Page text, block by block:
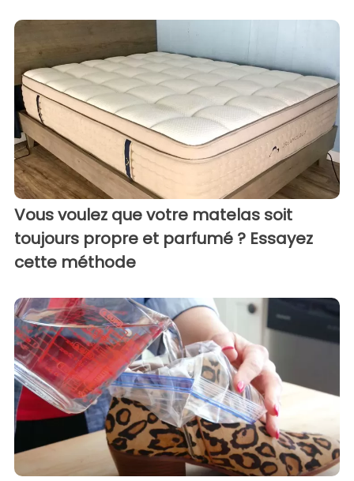
Vous voulez que votre matelas soit
toujours propre et parfumé ? Essayez
cette méthode